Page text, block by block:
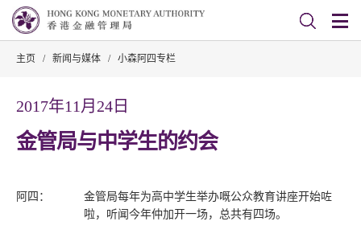
主页 / 新闻与媒体 / 小森阿四专栏
2017年11月24日
金管局与中学生的约会
阿四：
金管局每年为高中学生举办嘅公众教育讲座开始咗
啦，听闻今年仲加开一场，总共有四场。